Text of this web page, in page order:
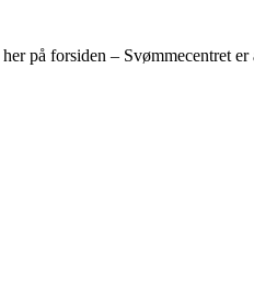
her på forsiden – Svømmecentret